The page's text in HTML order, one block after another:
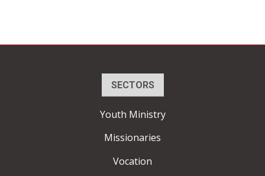
SECTORS
Youth Ministry
Missionaries
Vocation